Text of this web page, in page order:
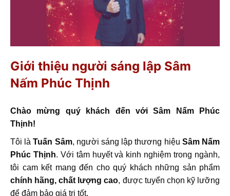
Giới thiệu người sáng lập Sâm
Nấm Phúc Thịnh
Chào mừng quý khách đến với Sâm Nấm Phúc
Thịnh!
Tôi làTuấn Sâm, người sáng lập thương hiệu Sâm Nấm
Phúc Thịnh. Với tâm huyết và kinh nghiệm trong ngành,
tôi cam kết mang đến cho quý khách những sản phẩm
chính hãng, chất lượng cao, được tuyển chọn kỹ lưỡng
để đảm bảo giá trị tốt.